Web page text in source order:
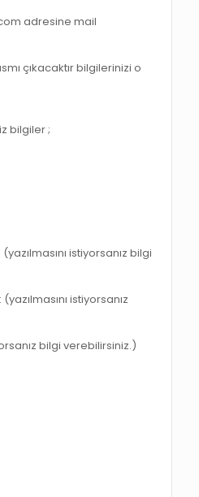
adresine mail
çıkacaktır bilgilerinizi o
bilgiler ;
istiyorsanız bilgi
istiyorsanız
bilgi verebilirsiniz.)